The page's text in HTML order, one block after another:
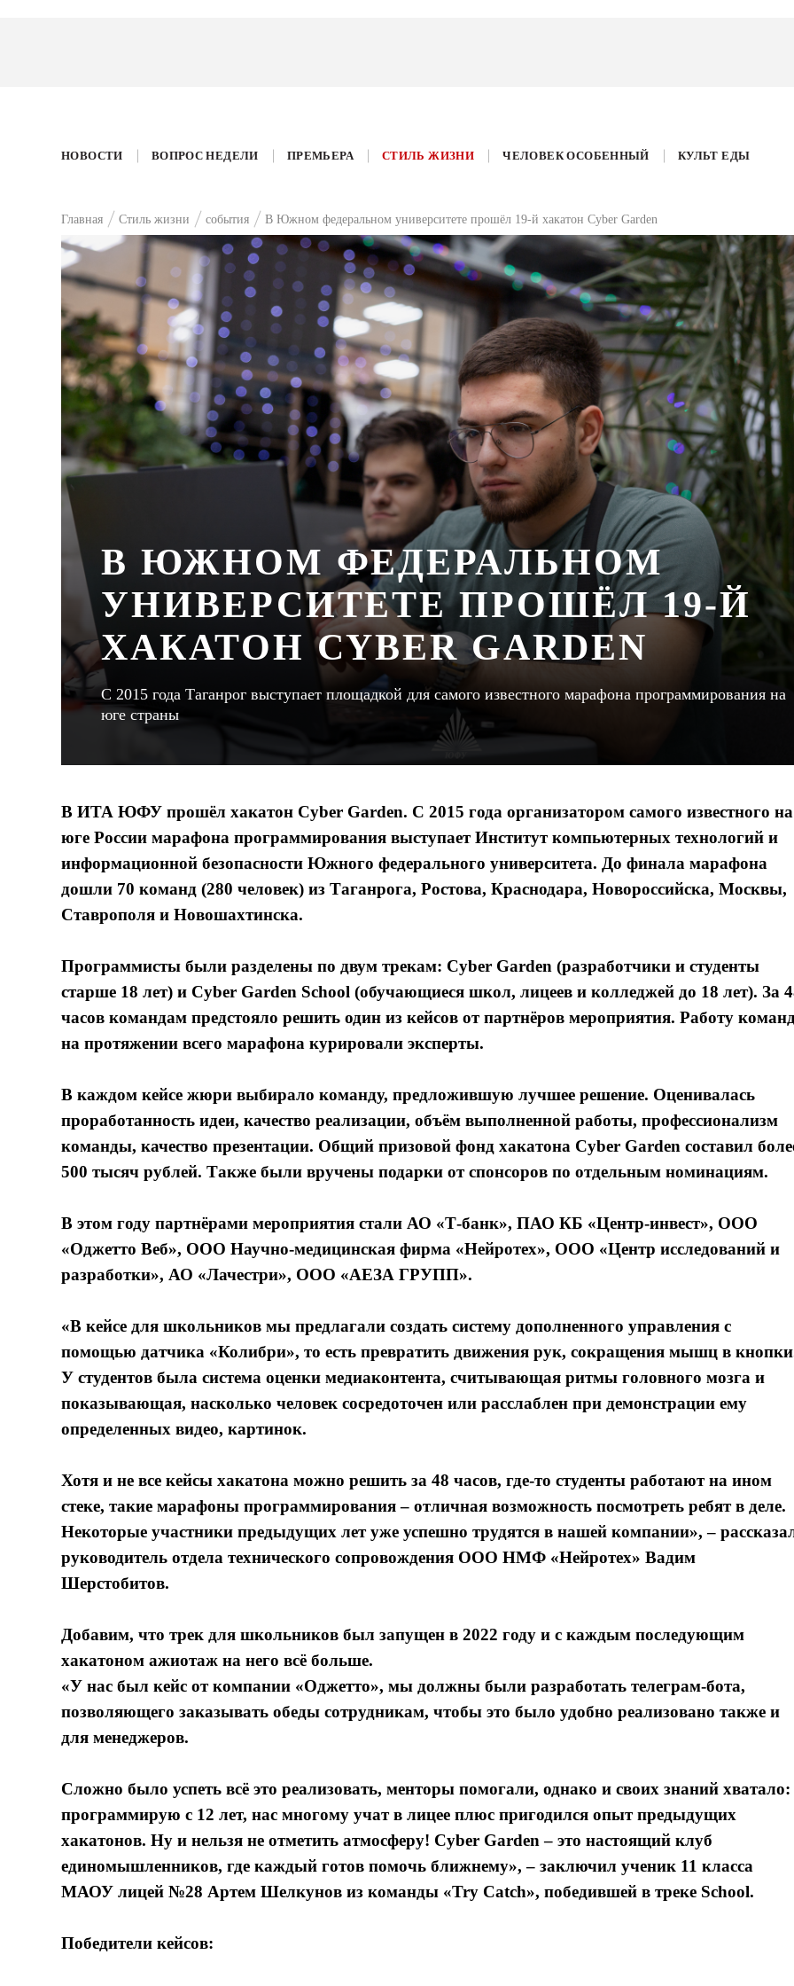
НОВОСТИ ВОПРОС НЕДЕЛИ ПРЕМЬЕРА СТИЛЬ ЖИЗНИ ЧЕЛОВЕК ОСОБЕННЫЙ КУЛЬТ ЕДЫ
Главная Стиль жизни события В Южном федеральном университете прошёл 19-й хакатон Cyber Garden
В ЮЖНОМ ФЕДЕРАЛЬНОМ
УНИВЕРСИТЕТЕ ПРОШЁЛ 19-Й
ХАКАТОН CYBER GARDEN
С 2015 года Таганрог выступает площадкой для самого известного марафона программирования на
юге страны
В ИТА ЮФУ прошёл хакатон Cyber Garden. С 2015 года организатором самого известного на
юге России марафона программирования выступает Институт компьютерных технологий и
информационной безопасности Южного федерального университета. До финала марафона
дошли 70 команд (280 человек) из Таганрога, Ростова, Краснодара, Новороссийска, Москвы,
Ставрополя и Новошахтинска.
Программисты были разделены по двум трекам: Cyber Garden (разработчики и студенты
старше 18 лет) и Cyber Garden School (обучающиеся школ, лицеев и колледжей до 18 лет). За
часов командам предстояло решить один из кейсов от партнёров мероприятия. Работу
на протяжении всего марафона курировали эксперты.
В каждом кейсе жюри выбирало команду, предложившую лучшее решение. Оценивалась
проработанность идеи, качество реализации, объём выполненной работы, профессионализм
команды, качество презентации. Общий призовой фонд хакатона Cyber Garden составил
500 тысяч рублей. Также были вручены подарки от спонсоров по отдельным номинациям.
В этом году партнёрами мероприятия стали АО «Т-банк», ПАО КБ «Центр-инвест», ООО
«Оджетто Веб», ООО Научно-медицинская фирма «Нейротех», ООО «Центр исследований и
разработки», АО «Лачестри», ООО «АЕЗА ГРУПП».
«В кейсе для школьников мы предлагали создать систему дополненного управления с
помощью датчика «Колибри», то есть превратить движения рук, сокращения мышц в
У студентов была система оценки медиаконтента, считывающая ритмы головного мозга и
показывающая, насколько человек сосредоточен или расслаблен при демонстрации ему
определенных видео, картинок.
Хотя и не все кейсы хакатона можно решить за 48 часов, где-то студенты работают на ином
стеке, такие марафоны программирования – отличная возможность посмотреть ребят в деле.
Некоторые участники предыдущих лет уже успешно трудятся в нашей компании», –
руководитель отдела технического сопровождения ООО НМФ «Нейротех» Вадим
Шерстобитов.
Добавим, что трек для школьников был запущен в 2022 году и с каждым последующим
хакатоном ажиотаж на него всё больше.
«У нас был кейс от компании «Оджетто», мы должны были разработать телеграм-бота,
позволяющего заказывать обеды сотрудникам, чтобы это было удобно реализовано также и
для менеджеров.
Сложно было успеть всё это реализовать, менторы помогали, однако и своих знаний хватало:
программирую с 12 лет, нас многому учат в лицее плюс пригодился опыт предыдущих
хакатонов. Ну и нельзя не отметить атмосферу! Cyber Garden – это настоящий клуб
единомышленников, где каждый готов помочь ближнему», – заключил ученик 11 класса
МАОУ лицей №28 Артем Шелкунов из команды «Try Catch», победившей в треке School.
Победители кейсов: